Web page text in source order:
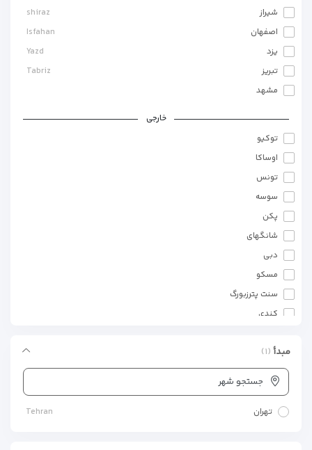
شیراز
shiraz
اصفهان
Isfahan
یزد
Yazd
تبریز
Tabriz
مشهد
خارجی
توکیو
اوساکا
تونس
سوسه
پکن
شانگهای
دبی
مسکو
سنت پترزبورگ
کندی
کلمبو
دهلی
اگرا
جیپور
مبدأ (۱)
جستجو شهر
تهران Tehran